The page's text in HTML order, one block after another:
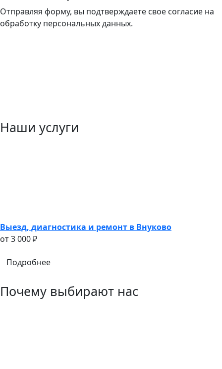
Отправляя форму, вы подтверждаете свое согласие на
обработку персональных данных.
Наши услуги
Выезд, диагностика и ремонт в Внуково
oт 3 000 ₽
Подробнее
Почему выбирают нас